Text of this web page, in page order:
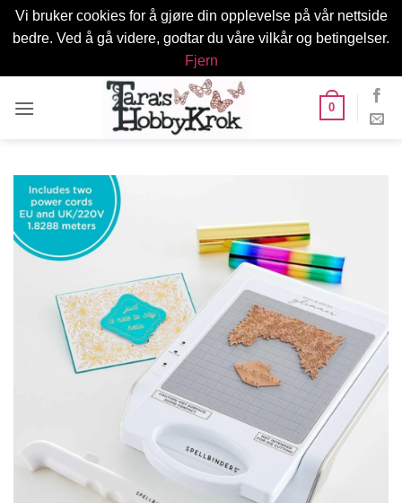
Vi bruker cookies for å gjøre din opplevelse på vår nettside
bedre. Ved å gå videre, godtar du våre vilkår og betingelser.
Fjern
0